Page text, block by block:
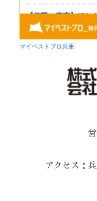
アクセス：